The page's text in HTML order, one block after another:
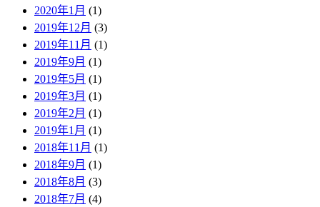
2020年1月 (1)
2019年12月 (3)
2019年11月 (1)
2019年9月 (1)
2019年5月 (1)
2019年3月 (1)
2019年2月 (1)
2019年1月 (1)
2018年11月 (1)
2018年9月 (1)
2018年8月 (3)
2018年7月 (4)